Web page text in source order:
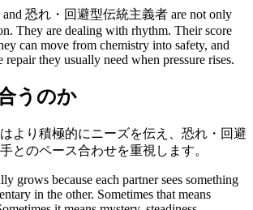
恐れ・回避型伝統主義者 are not only
They are dealing with rhythm. Their score
can move from chemistry into safety, and
they usually need when pressure rises.
うのか
より積極的にニーズを伝え、恐れ・回避
とのペース合わせを重視します。
grows because each partner sees something
in the other. Sometimes that means